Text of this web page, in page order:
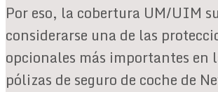
Por eso, la cobertura UM/UIM
considerarse una de las
opcionales más importantes en
pólizas de seguro de coche de